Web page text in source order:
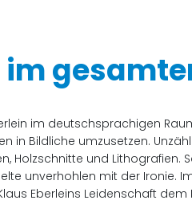
im deutschsprachigen
in Bildliche umzusetzen.
Holzschnitte und
unverhohlen mit der Ironie.
Eberleins Leidenschaft dem